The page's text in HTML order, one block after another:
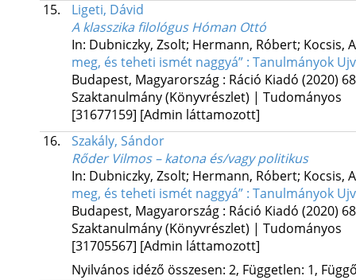
15.
Ligeti, Dávid
A klasszika filológus Hóman Ottó
In: Dubniczky, Zsolt; Hermann, Róbert; Kocsis,
meg, és teheti ismét naggyá” : Tanulmányok
Budapest, Magyarország : Ráció Kiadó (2020)
Szaktanulmány (Könyvrészlet) | Tudományos
[31677159] [Admin láttamozott]
16.
Szakály, Sándor
Rőder Vilmos – katona és/vagy politikus
In: Dubniczky, Zsolt; Hermann, Róbert; Kocsis,
meg, és teheti ismét naggyá” : Tanulmányok
Budapest, Magyarország : Ráció Kiadó (2020)
Szaktanulmány (Könyvrészlet) | Tudományos
[31705567] [Admin láttamozott]
Nyilvános idéző összesen: 2, Független: 1,